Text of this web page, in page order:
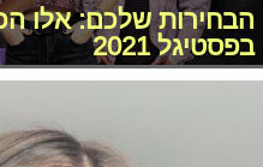
הבחירות שלכם: אלו
בפסטיגל 2021